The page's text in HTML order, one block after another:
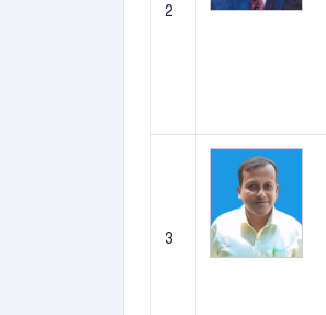
2
3